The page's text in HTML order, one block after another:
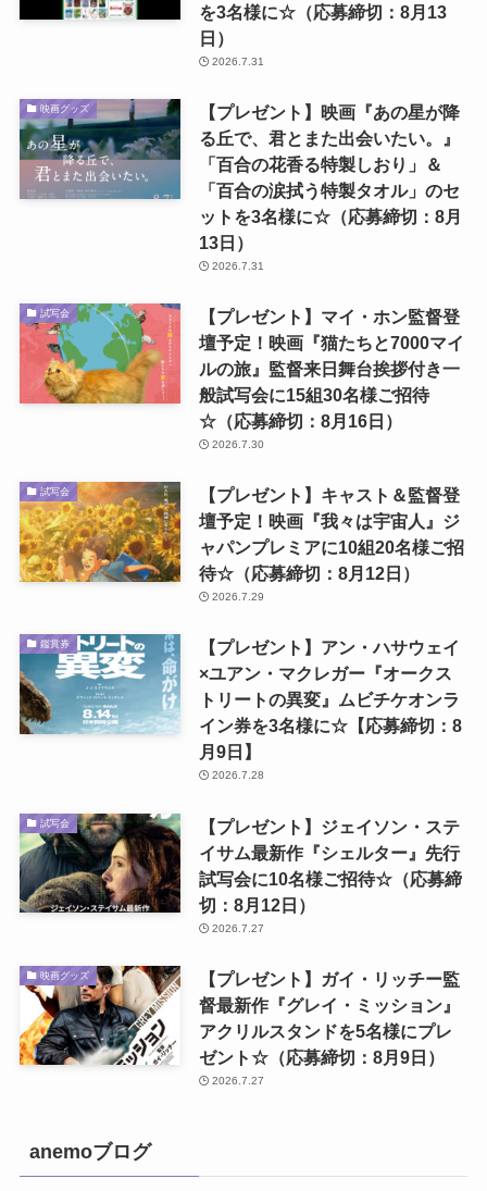
を3名様に☆（応募締切：8月13
日）
2026.7.31
映画グッズ
【プレゼント】映画『あの星が降
る丘で、君とまた出会いたい。』
「百合の花香る特製しおり」＆
「百合の涙拭う特製タオル」のセ
ットを3名様に☆（応募締切：8月
13日）
2026.7.31
試写会
【プレゼント】マイ・ホン監督登
壇予定！映画『猫たちと7000マイ
ルの旅』監督来日舞台挨拶付き一
般試写会に15組30名様ご招待
☆（応募締切：8月16日）
2026.7.30
試写会
【プレゼント】キャスト＆監督登
壇予定！映画『我々は宇宙人』ジ
ャパンプレミアに10組20名様ご招
待☆（応募締切：8月12日）
2026.7.29
鑑賞券
【プレゼント】アン・ハサウェイ
×ユアン・マクレガー『オークス
トリートの異変』ムビチケオンラ
イン券を3名様に☆【応募締切：8
月9日】
2026.7.28
試写会
【プレゼント】ジェイソン・ステ
イサム最新作『シェルター』先行
試写会に10名様ご招待☆（応募締
切：8月12日）
2026.7.27
映画グッズ
【プレゼント】ガイ・リッチー監
督最新作『グレイ・ミッション』
アクリルスタンドを5名様にプレ
ゼント☆（応募締切：8月9日）
2026.7.27
anemoブログ